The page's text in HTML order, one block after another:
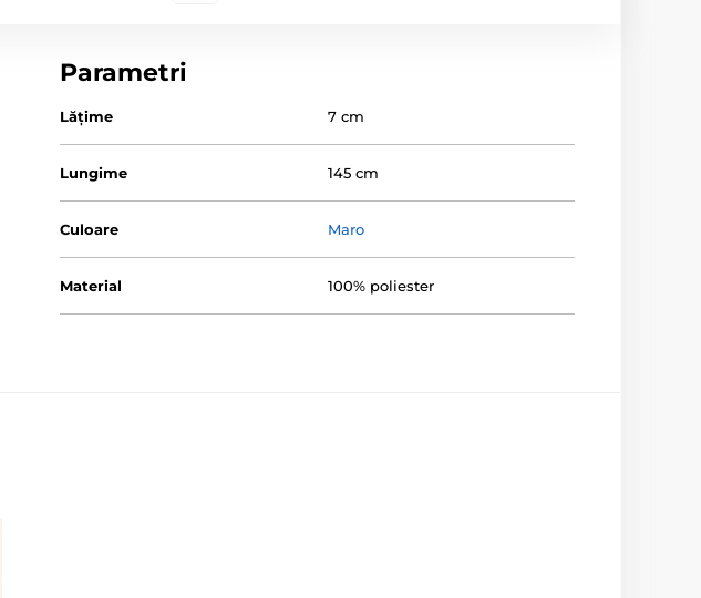
Parametri
Lăţime 7 cm
Lungime 145 cm
Culoare Maro
Material 100% poliester